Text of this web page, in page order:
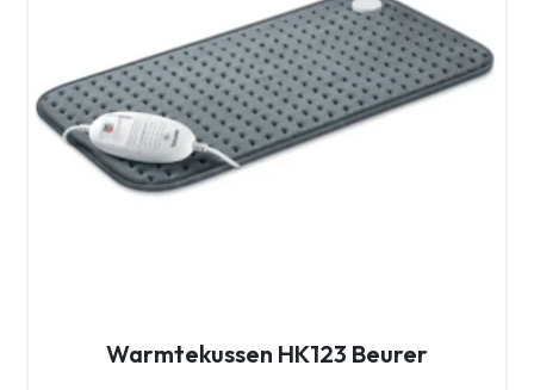
Warmtekussen HK123 Beurer